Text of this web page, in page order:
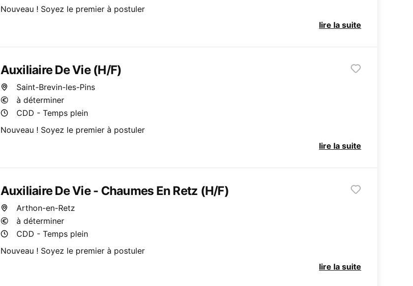
Nouveau ! Soyez le premier à postuler
lire la suite
Auxiliaire De Vie (H/F)
Saint-Brevin-les-Pins
à déterminer
CDD - Temps plein
Nouveau ! Soyez le premier à postuler
lire la suite
Auxiliaire De Vie - Chaumes En Retz (H/F)
Arthon-en-Retz
à déterminer
CDD - Temps plein
Nouveau ! Soyez le premier à postuler
lire la suite